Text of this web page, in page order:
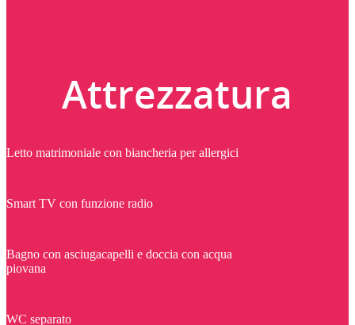
Attrezzatura
Letto matrimoniale con biancheria per allergici
Smart TV con funzione radio
Bagno con asciugacapelli e doccia con acqua
piovana
WC separato